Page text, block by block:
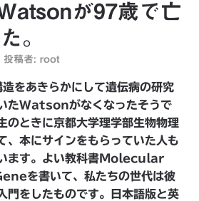
が97歳で亡
。
投稿者: root
をあきらかにして遺伝病の研究
たWatsonがなくなったそうで
のときに京都大学理学部生物物理
、本にサインをもらっていた人も
ます。よい教科書Molecular
を書いて、私たちの世代は彼
門をしたものです。日本語版と英